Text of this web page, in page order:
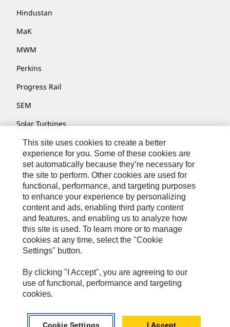
Hindustan
MaK
MWM
Perkins
Progress Rail
SEM
Solar Turbines
SPM Oil & Gas
Turner Powertrain Systems
Contatti
Mappa Del Sito
Cookie Settings
Informazioni Legali
Privacy
Cat.com
Caterpillar © 2026. Tutti i diritti riservati.
This site uses cookies to create a better
experience for you. Some of these cookies are
set automatically because they’re necessary for
the site to perform. Other cookies are used for
functional, performance, and targeting purposes
to enhance your experience by personalizing
content and ads, enabling third party content
and features, and enabling us to analyze how
this site is used. To learn more or to manage
cookies at any time, select the "Cookie
Settings" button.
By clicking "I Accept", you are agreeing to our
use of functional, performance and targeting
cookies.
Cookie Settings I Accept